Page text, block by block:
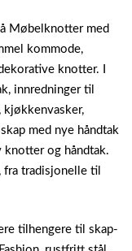
Møbelknotter med
kommode,
knotter. I
innredninger til
kjøkkenvasker,
med nye håndtak
og håndtak.
tradisjonelle til
tilhengere til skap-